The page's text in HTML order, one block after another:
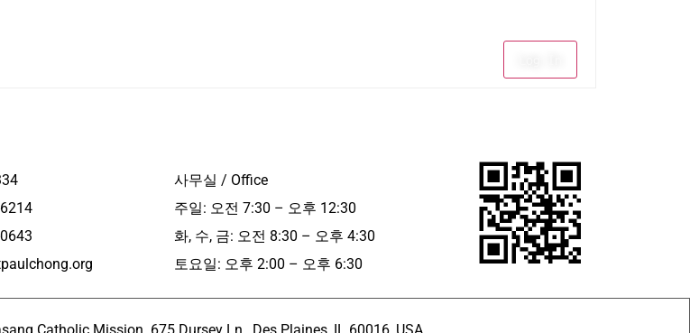
사무실 / Office
주일: 오전 7:30 – 오후 12:30
화, 수, 금: 오전 8:30 – 오후 4:30
토요일: 오후 2:00 – 오후 6:30